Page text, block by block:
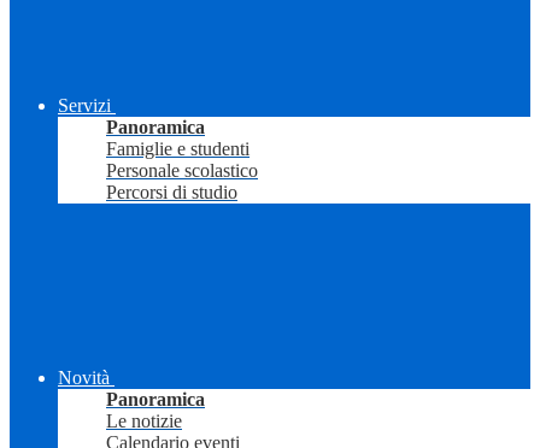
Servizi
Panoramica
Famiglie e studenti
Personale scolastico
Percorsi di studio
Novità
Panoramica
Le notizie
Calendario eventi